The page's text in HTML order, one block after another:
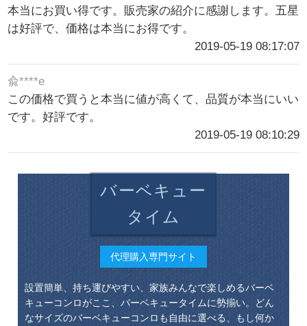
本当にお買い得です。販売家の紹介に感謝します。五星
は好評で、価格は本当にお得です。
2019-05-19 08:17:07
兪****e
この価格で買うと本当に値が高くて、品質が本当にいい
です。好評です。
2019-05-19 08:10:29
バーベキュー
タイム
代理購入専門サイト
設置簡単、持ち運びやすい、家族みんなで楽しめるバーベ
キューコンロがここ、バーベキュータイムに勢揃い。どん
なサイズのバーベキューコンロも自由に選べる、もし何か